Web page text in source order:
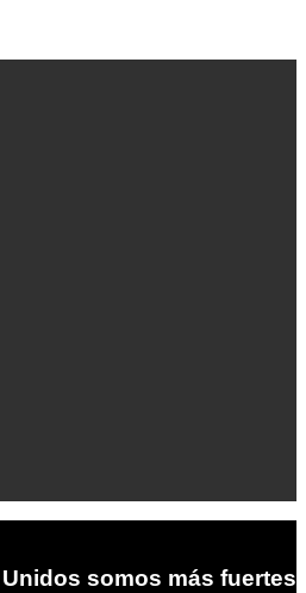
Unidos somos más fuertes